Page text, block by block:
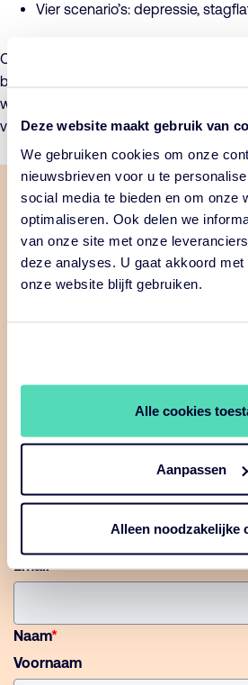
Deze website maakt gebruik van
We gebruiken cookies om onze
nieuwsbrieven voor u te
social media te bieden en om onze
optimaliseren. Ook delen we
van onze site met onze
deze analyses. U gaat akkoord
onze website blijft gebruiken.
Alle cookies
Aanpassen
Alleen noodzakelijke
Vier scenario’s: depressie,
Onze scenariostudie 2024-2026
bij het behoedzaam manoeuvreren in
wereld. Zodat je een robuust
voeren.
Download de
2024-2026
De vier sterk uiteenlopende
studie maken het mogelijk om
Email*
Naam*
Voornaam